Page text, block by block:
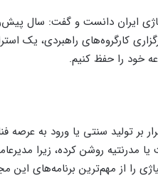
فولاد آلیاژی ایران دانست و گفت:
کارگروه‌های راهبردی، یک
خود را حفظ کنیم.
بر تولید سنتی یا ورود به عرصه
مدرنتیه روشن کرده، زیرا
را از مهم‌ترین برنامه‌های این